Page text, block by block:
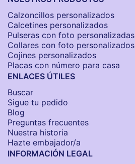
Calzoncillos personalizados​
Calcetines personalizados
Pulseras con foto personalizadas
Collares con foto personalizados
Cojines personalizados
Placas con número para casa
ENLACES ÚTILES
Buscar
Sigue tu pedido
Blog
Preguntas frecuentes
Nuestra historia
Hazte embajador/a
INFORMACIÓN LEGAL